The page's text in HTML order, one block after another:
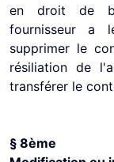
en droit de
fournisseur a
supprimer le
résiliation de
transférer le
§ 8ème